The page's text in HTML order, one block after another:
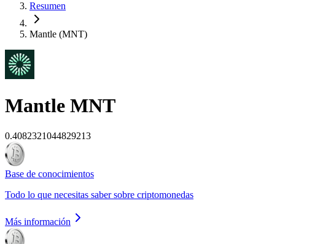
Resumen
Mantle (MNT)
Mantle MNT
0.4082321044829213
Base de conocimientos
Todo lo que necesitas saber sobre criptomonedas
Más información